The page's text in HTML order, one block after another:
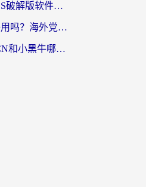
海外党别踩坑！iOS破解版软件不可靠？教你选对回国加速器无缝看国内资源
雷神手游和快喵好用吗？海外党亲测5款回国加速器，附斧牛Bling对比+微信视频号解决办法
海外党纠结ChickCN和小黑牛哪个好？一篇帮你选对回国加速器的实用指南